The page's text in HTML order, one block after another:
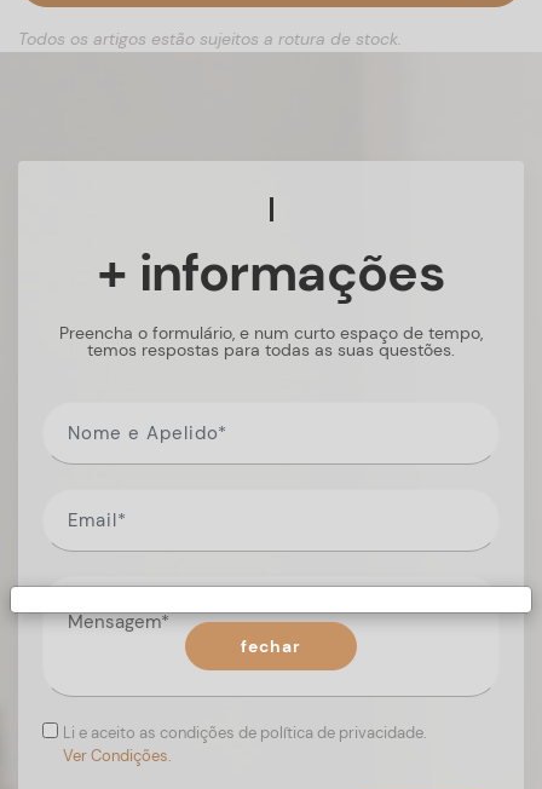
Todos os artigos estão sujeitos a rotura de stock.
+ informações
Preencha o formulário, e num curto espaço de tempo,
temos respostas para todas as suas questões.
Li e aceito as condições de política de privacidade.
Ver Condições.
fechar